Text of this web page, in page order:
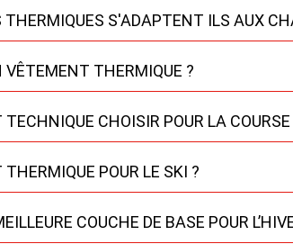
S'ADAPTENT ILS AUX
VÊTEMENT THERMIQUE ?
CHOISIR POUR LA
POUR LE SKI ?
COUCHE DE BASE POUR